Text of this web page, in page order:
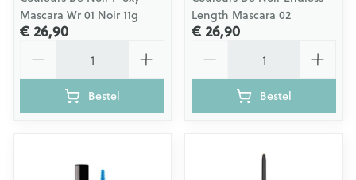
Mascara Wr 01 Noir 11g
€ 26,90
Bestel
Length Mascara 02
€ 26,90
Bestel